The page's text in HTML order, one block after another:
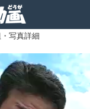
写真詳細